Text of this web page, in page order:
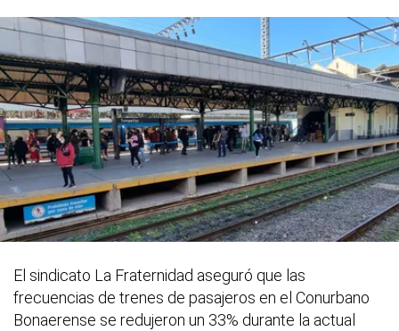
El sindicato La Fraternidad aseguró que las
frecuencias de trenes de pasajeros en el Conurbano
Bonaerense se redujeron un 33% durante la actual